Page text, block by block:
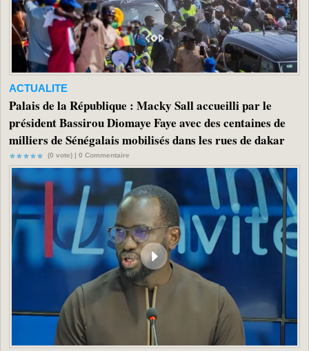
ACTUALITE
Palais de la République : Macky Sall accueilli par le
président Bassirou Diomaye Faye avec des centaines de
milliers de Sénégalais mobilisés dans les rues de dakar
(0 vote) | 0 Commentaire